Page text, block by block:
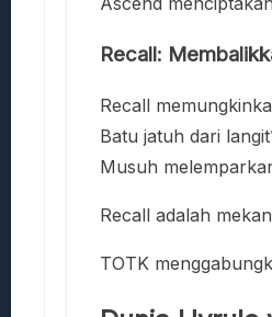
Recall:
Recall
Batu jatuh dari
Musuh
Recall adalah
TOTK